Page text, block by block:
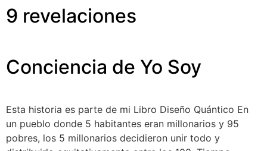
9 revelaciones
Conciencia de Yo Soy
Esta historia es parte de mi Libro Diseño Quántico En
un pueblo donde 5 habitantes eran millonarios y 95
pobres, los 5 millonarios decidieron unir todo y